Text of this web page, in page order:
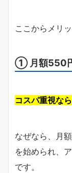
ここからメリ
① 月額550
コスパ重視な
なぜなら、月
を始められ、
です。